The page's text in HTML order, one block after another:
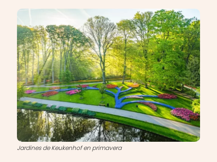
Jardines de Keukenhof en primavera